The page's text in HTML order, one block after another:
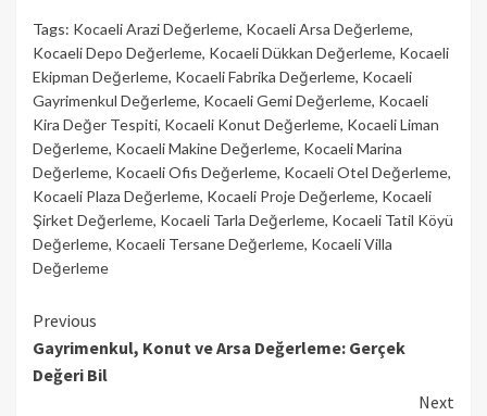
Tags: Kocaeli Arazi Değerleme, Kocaeli Arsa Değerleme,
Kocaeli Depo Değerleme, Kocaeli Dükkan Değerleme, Kocaeli
Ekipman Değerleme, Kocaeli Fabrika Değerleme, Kocaeli
Gayrimenkul Değerleme, Kocaeli Gemi Değerleme, Kocaeli
Kira Değer Tespiti, Kocaeli Konut Değerleme, Kocaeli Liman
Değerleme, Kocaeli Makine Değerleme, Kocaeli Marina
Değerleme, Kocaeli Ofis Değerleme, Kocaeli Otel Değerleme,
Kocaeli Plaza Değerleme, Kocaeli Proje Değerleme, Kocaeli
Şirket Değerleme, Kocaeli Tarla Değerleme, Kocaeli Tatil Köyü
Değerleme, Kocaeli Tersane Değerleme, Kocaeli Villa
Değerleme
Continue
Reading
Previous
Gayrimenkul, Konut ve Arsa Değerleme: Gerçek
Değeri Bil
Next